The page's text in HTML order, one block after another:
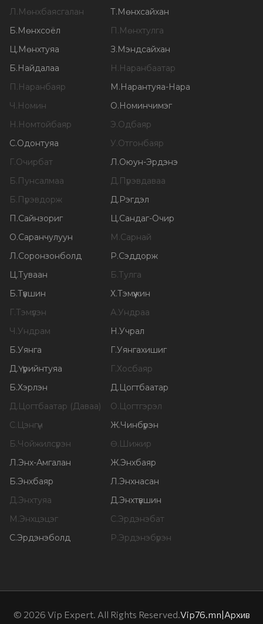
Л.Мөнхбаясгалан Т.Мөнхсайхан
Б.Мөнхсоёл П.Мөнхтулга
Ц.Мөнхтуяа З.Мэндсайхан
Б.Найдалаа Н.Наранбаатар
П.Наранбаяр М.Нарантуяа-Нара
Ч.Номин О.Номинчимэг
Н.Номтойбаяр Э.Одбаяр
С.Одонтуяа У.Отгонбаяр
Г.Очирбат Л.Оюун-Эрдэнэ
Б.Пунсалмаа Д.Пүрэвдаваа
Б.Пүрэвдорж Д.Рэгдэл
П.Сайнзориг Ц.Сандаг-Очир
О.Саранчулуун М.Сарнай
Л.Соронзонболд Р.Сэддорж
Ц.Туваан Б.Тулга
Б.Түвшин Х.Тэмүүжин
Г.Тэмүүлэн А.Ундраа
Ч.Ундрам Н.Учрал
Б.Уянга Г.Уянгахишиг
Д.Үүрийнтуяа Г.Хосбаяр
Б.Хэрлэн Д.Цогтбаатар
Д.Цогтбаатар (Даваа) О.Цогтгэрэл
С.Цэнгүүн Ж.Чинбүрэн
Б.Чойжилсүрэн Ө.Шижир
Л.Энх-Амгалан Ж.Энхбаяр
Б.Энхбаяр Л.Энхнасан
Д.Энхтуяа Д.Энхтүвшин
М.Энхцэцэг С.Эрдэнэбат
С.Эрдэнэболд Р.Эрдэнэбүрэн
© 2026 Vip Expert. All Rights Reserved.Vip76.mn|Архив